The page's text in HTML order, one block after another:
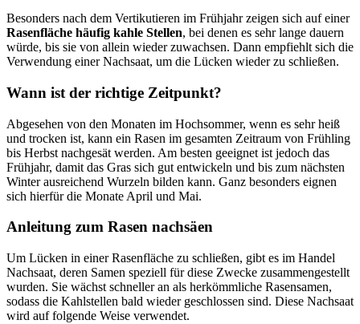
Besonders nach dem Vertikutieren im Frühjahr zeigen sich auf einer
Rasenfläche häufig kahle Stellen, bei denen es sehr lange dauern
würde, bis sie von allein wieder zuwachsen. Dann empfiehlt sich die
Verwendung einer Nachsaat, um die Lücken wieder zu schließen.
Wann ist der richtige Zeitpunkt?
Abgesehen von den Monaten im Hochsommer, wenn es sehr heiß
und trocken ist, kann ein Rasen im gesamten Zeitraum von Frühling
bis Herbst nachgesät werden. Am besten geeignet ist jedoch das
Frühjahr, damit das Gras sich gut entwickeln und bis zum nächsten
Winter ausreichend Wurzeln bilden kann. Ganz besonders eignen
sich hierfür die Monate April und Mai.
Anleitung zum Rasen nachsäen
Um Lücken in einer Rasenfläche zu schließen, gibt es im Handel
Nachsaat, deren Samen speziell für diese Zwecke zusammengestellt
wurden. Sie wächst schneller an als herkömmliche Rasensamen,
sodass die Kahlstellen bald wieder geschlossen sind. Diese Nachsaat
wird auf folgende Weise verwendet.